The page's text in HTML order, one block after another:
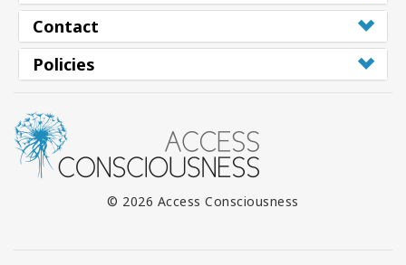
Contact
Policies
© 2026 Access Consciousness